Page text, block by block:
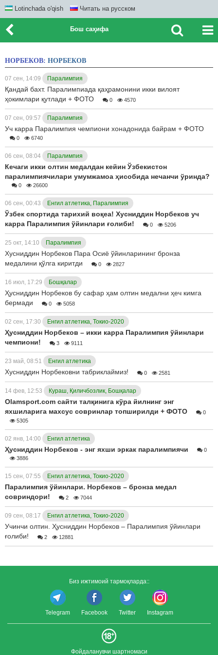
Lotinchada o'qish Читать на русском
Бош саҳифа
НОРБЕКОВ: НОРБЕКОВ
07 сен, 14:09 Паралимпия
Қандай бахт. Паралимпиада қаҳрамонини икки вилоят
ҳокимлари қутлади + ФОТО
0 4570
07 сен, 09:57 Паралимпия
Уч карра Паралимпия чемпиони хонадонида байрам + ФОТО
0 6740
06 сен, 08:04 Паралимпия
Кечаги икки олтин медалдан кейин Ўзбекистон
паралимпиячилари умумжамоа ҳисобида нечанчи ўринда?
0 26600
06 сен, 00:43 Енгил атлетика, Паралимпия
Ўзбек спортида тарихий воқеа! Хусниддин Норбеков уч
карра Паралимпия ўйинлари ғолиби!
0 5206
25 окт, 14:10 Паралимпия
Хусниддин Норбеков Пара Осиё ўйинларининг бронза
медалини қўлга киритди
0 2827
16 июл, 17:29 Бошқалар
Ҳусниддин Норбеков бу сафар ҳам олтин медални ҳеч кимга
бермади
0 5058
02 сен, 17:30 Енгил атлетика, Токио-2020
Ҳусниддин Норбеков – икки карра Паралимпия ўйинлари
чемпиони!
3 9111
23 май, 08:51 Енгил атлетика
Хусниддин Норбековни табриклаймиз! 0 2581
14 фев, 12:53 Кураш, Қиличбозлик, Бошқалар
Olamsport.com сайти талқинига кўра йилнинг энг
яхшиларига махсус совринлар топширилди + ФОТО
0
5305
02 янв, 14:00 Енгил атлетика
Ҳусниддин Норбеков - энг яхши эркак паралимпиячи
0
3886
15 сен, 07:55 Енгил атлетика, Токио-2020
Паралимпия ўйинлари. Норбеков – бронза медал
совриндори!
2 7044
09 сен, 08:17 Енгил атлетика, Токио-2020
Учинчи олтин. Ҳусниддин Норбеков – Паралимпия ўйинлари
ғолиби!
2 12881
Биз ижтимоий тармоқларда::
Telegram Facebook Twitter Instagram
Фойдаланувчи шартномаси